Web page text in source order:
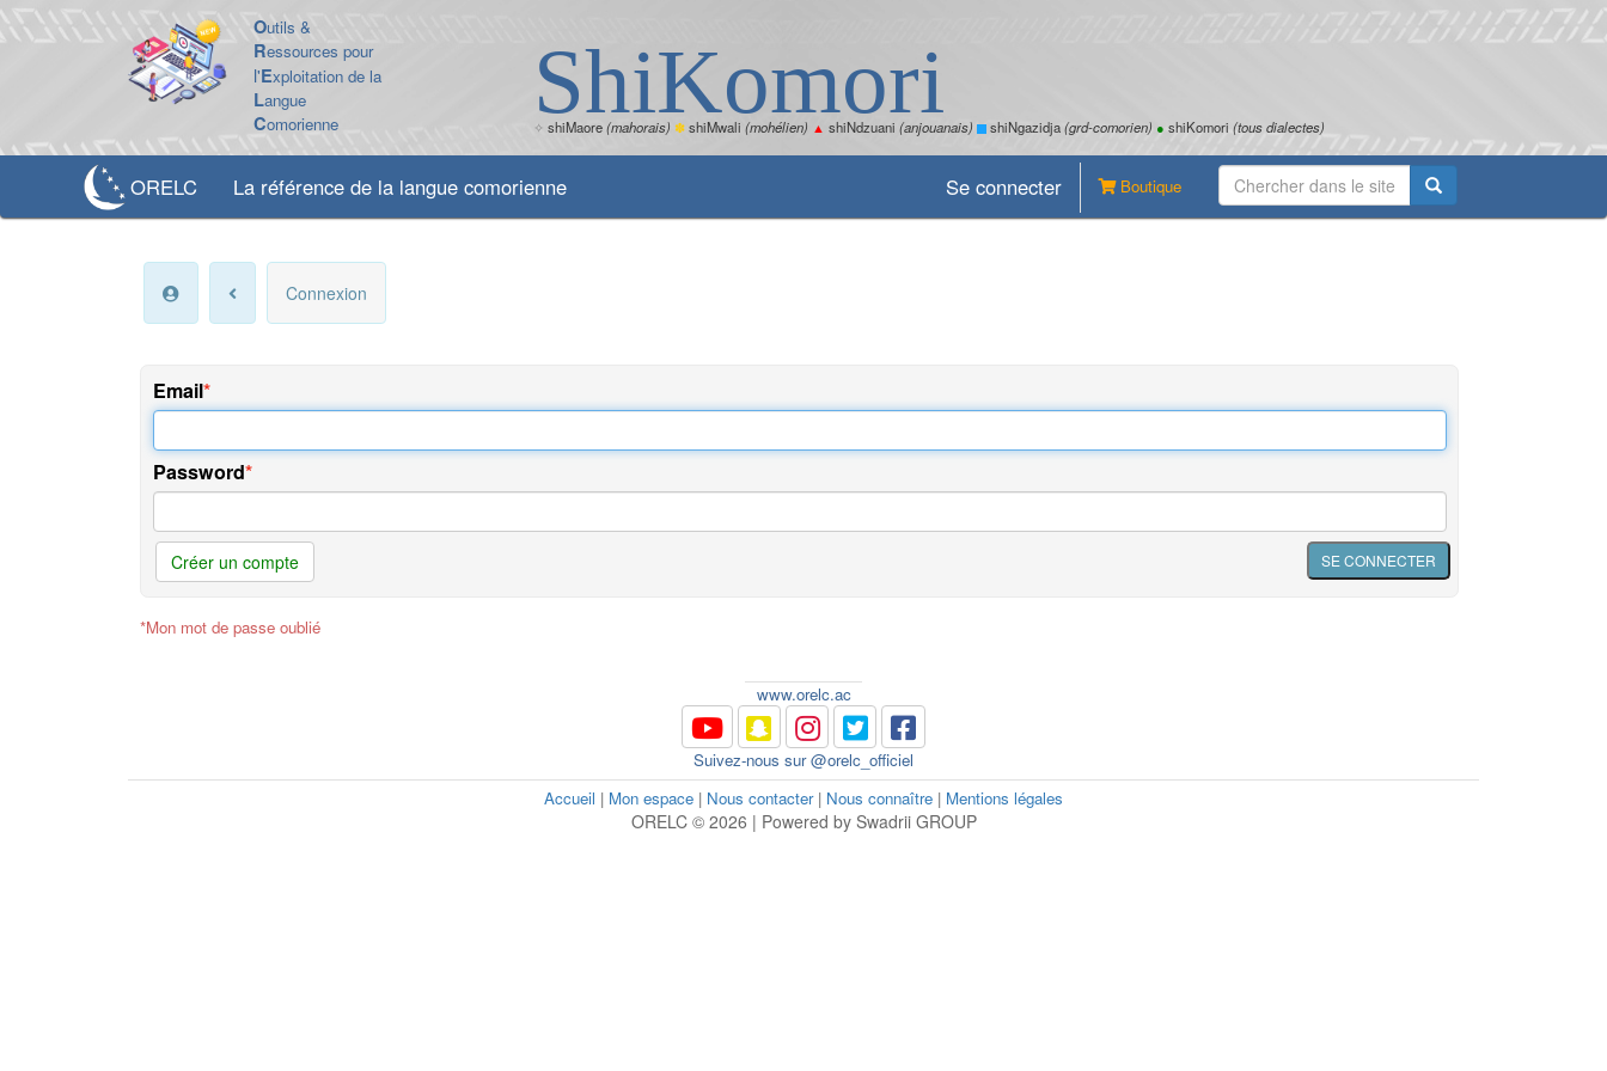
Outils &
Ressources pour
l'Exploitation de la
Langue
Comorienne ShiKomori
✧ shiMaore(mahorais) ✽shiMwali (mohélien) ▲ shiNdzuani (anjouanais) shiNgazidja(grd-comorien) ● shiKomori (tous dialectes)
ORELC La référence de la langue comorienne Boutique
Se connecter
Connexion
Email
Password
Créer un compte
*Mon mot de passe oublié
www.orelc.ac
Suivez-nous sur @orelc_officiel
Accueil | Mon espace | Nous contacter| Nous connaître | Mentions légales
ORELC © 2026 | Powered by Swadrii GROUP